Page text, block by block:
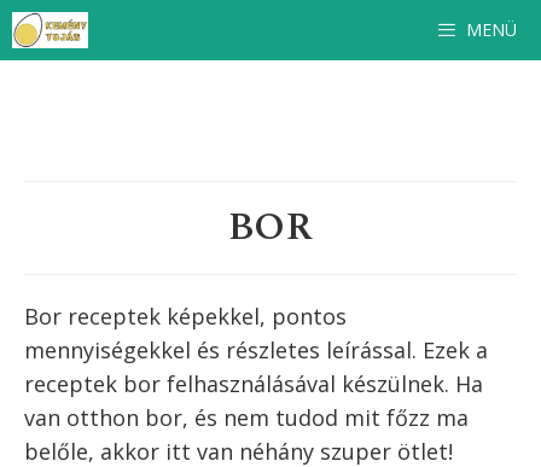
Kilépés
MENÜ
BOR
Bor receptek képekkel, pontos
mennyiségekkel és részletes leírással. Ezek a
receptek bor felhasználásával készülnek. Ha
van otthon bor, és nem tudod mit főzz ma
belőle, akkor itt van néhány szuper ötlet!